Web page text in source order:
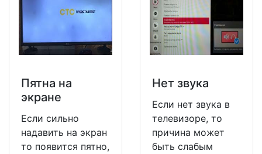
Пятна на
экране
Если сильно
надавить на экран
то появится пятно,
Нет звука
Если нет звука в
телевизоре, то
причина может
быть слабым